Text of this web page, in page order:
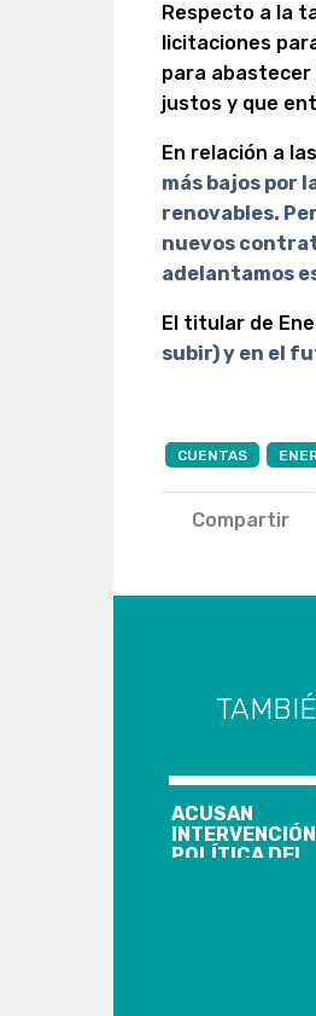
Respecto a la
licitaciones
para abastecer
justos y que
En relación a las
más bajos por
renovables.
nuevos
adelantamos
El titular de
subir) y en el
CUENTAS
Compartir
ACUSAN
INTERVENCIÓN
POLÍTICA DEL